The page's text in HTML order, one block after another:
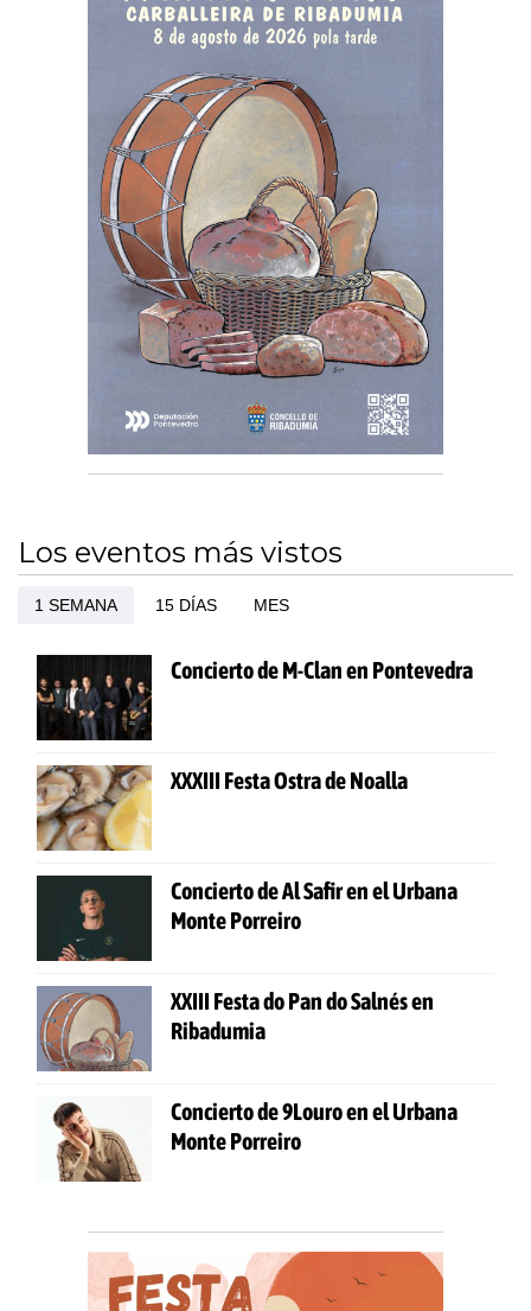
Los eventos más vistos
1 SEMANA 15 DÍAS MES
Concierto de M-Clan en Pontevedra
XXXIII Festa Ostra de Noalla
Concierto de Al Safir en el Urbana
Monte Porreiro
XXIII Festa do Pan do Salnés en
Ribadumia
Concierto de 9Louro en el Urbana
Monte Porreiro